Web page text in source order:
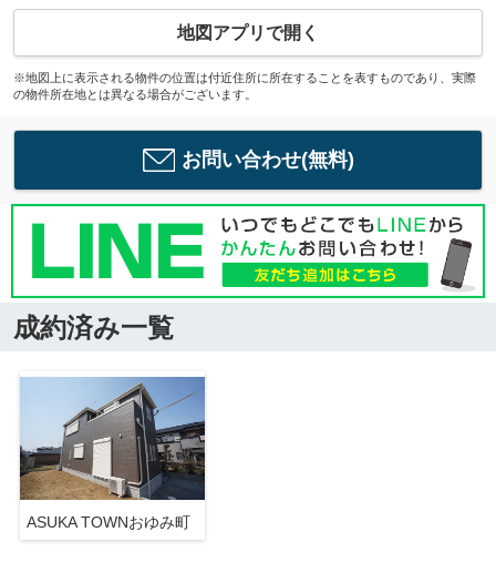
地図アプリで開く
※地図上に表示される物件の位置は付近住所に所在することを表すものであり、実際
の物件所在地とは異なる場合がございます。
お問い合わせ(無料)
成約済み一覧
ASUKA TOWNおゆみ町